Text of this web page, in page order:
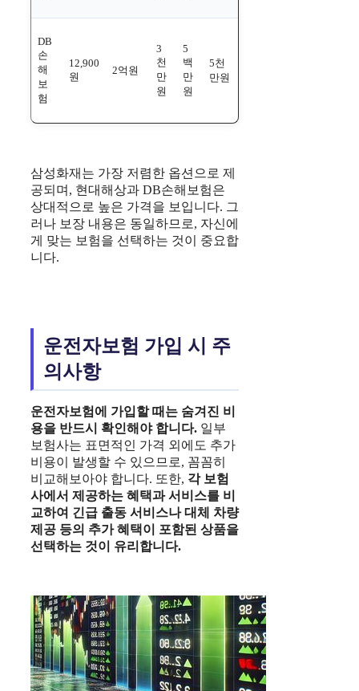
DB
손
해
보
험
12,900
원
2억원
3
천
만
원
5
백
만
원
5천
만원
삼성화재는 가장 저렴한 옵션으로 제
공되며, 현대해상과 DB손해보험은
상대적으로 높은 가격을 보입니다. 그
러나 보장 내용은 동일하므로, 자신에
게 맞는 보험을 선택하는 것이 중요합
니다.
운전자보험 가입 시 주
의사항
운전자보험 에 가입할 때는 숨겨진 비
용을 반드시 확인해야 합니다. 일부
보험사는 표면적인 가격 외에도 추가
비용이 발생할 수 있으므로, 꼼꼼히
비교해보아야 합니다. 또한, 각 보험
사에서 제공하는 혜택과 서비스를 비
교하여 긴급 출동 서비스나 대체 차량
제공 등의 추가 혜택이 포함된 상품을
선택하는 것이 유리합니다.